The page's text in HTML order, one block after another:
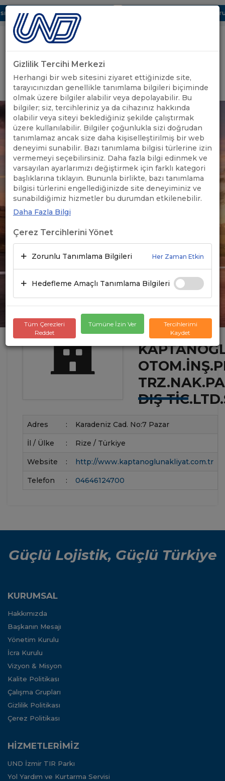
Dijital UBAK Bölümü Hakkında UND, Yunanistan Vize
Uluslararası Nakliyeciler Derneği
GİRİŞ YAP
DIŞ
Adres : Karadeniz Cad. No:7 Pazar
İl / Ülke : Rize / Türkiye
Website : http://www.kaptanoglunakliyat.com.tr
Telefon : 04646124700
Güçlü Lojistik, Güçlü Türkiye
KURUMSAL
Hakkımızda
Başkanın Mesajı
Yönetim Kurulu
İcra Kurulu
Vizyon & Misyon
Kalite Politikası
Çalışma Grupları
Gizlilik Politikası
Çerez Politikası
HİZMETLERİMİZ
UND İzmir TIR Parkı
Yol Yardım ve Kurtarma Servisi
Gizlilik Tercihi Merkezi
Herhangi bir web sitesini ziyaret ettiğinizde site,
tarayıcınızdan genellikle tanımlama bilgileri biçiminde
olmak üzere bilgiler alabilir veya depolayabilir. Bu
bilgiler; siz, tercihleriniz ya da cihazınız hakkında
olabilir veya siteyi beklediğiniz şekilde çalıştırmak
üzere kullanılabilir. Bilgiler çoğunlukla sizi doğrudan
tanımlamaz ancak size daha kişiselleştirilmiş bir web
deneyimi sunabilir. Bazı tanımlama bilgisi türlerine izin
vermemeyi seçebilirsiniz. Daha fazla bilgi edinmek ve
varsayılan ayarlarımızı değiştirmek için farklı kategori
başlıklarına tıklayın. Bununla birlikte, bazı tanımlama
bilgisi türlerini engellediğinizde site deneyiminiz ve
sunabildiğimiz hizmetler bu durumdan etkilenebilir.
Daha Fazla Bilgi
Çerez Tercihlerini Yönet
Zorunlu Tanımlama Bilgileri Her Zaman Etkin
Hedefleme Amaçlı Tanımlama Bilgileri
Tüm Çerezleri
Reddet
Tümüne İzin Ver
Tercihlerimi
Kaydet